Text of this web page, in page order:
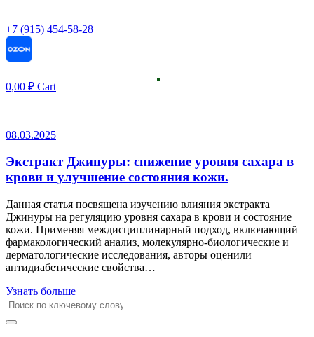
+7 (915) 454-58-28
0,00 ₽ Cart
08.03.2025
Экстракт Джинуры: снижение уровня сахара в
крови и улучшение состояния кожи.
Данная статья посвящена изучению влияния экстракта
Джинуры на регуляцию уровня сахара в крови и состояние
кожи. Применяя междисциплинарный подход, включающий
фармакологический анализ, молекулярно-биологические и
дерматологические исследования, авторы оценили
антидиабетические свойства…
Узнать больше